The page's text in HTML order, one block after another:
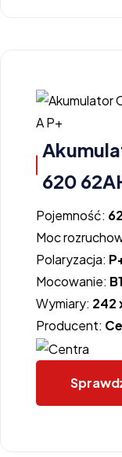
620
Pojemność:
Moc
Polaryzacja:
Mocowanie:
Wymiary: 242
Producent: